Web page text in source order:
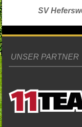
SV
UNSER PARTNER